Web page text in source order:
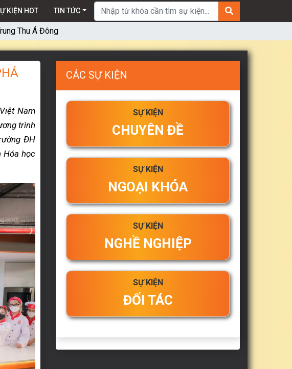
KIỆN HOT TIN TỨC Tìm kiếm:
Thu Á Đông
Nam
trình
ĐH
Hóa học
CÁC SỰ KIỆN
SỰ KIỆN
CHUYÊN ĐỀ
SỰ KIỆN
NGOẠI KHÓA
SỰ KIỆN
NGHỀ NGHIỆP
SỰ KIỆN
ĐỐI TÁC